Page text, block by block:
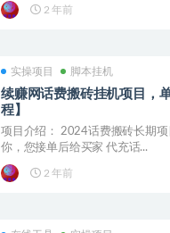
2 年前
实操项目 脚本挂机
续赚网话费搬砖挂机项目，
程】
项目介绍： 2024话费搬砖长期
你，您接单后给买家 代充话...
2 年前